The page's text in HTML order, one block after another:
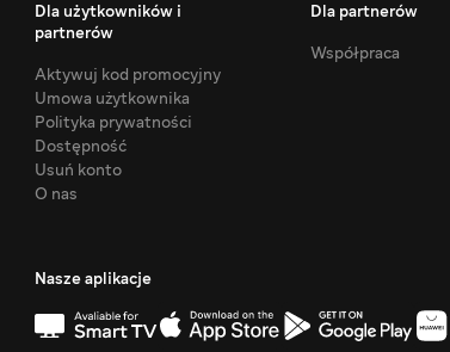
Dla użytkowników i
partnerów
Aktywuj kod promocyjny
Umowa użytkownika
Polityka prywatności
Dostępność
Usuń konto
O nas
Dla partnerów
Współpraca
Nasze aplikacje